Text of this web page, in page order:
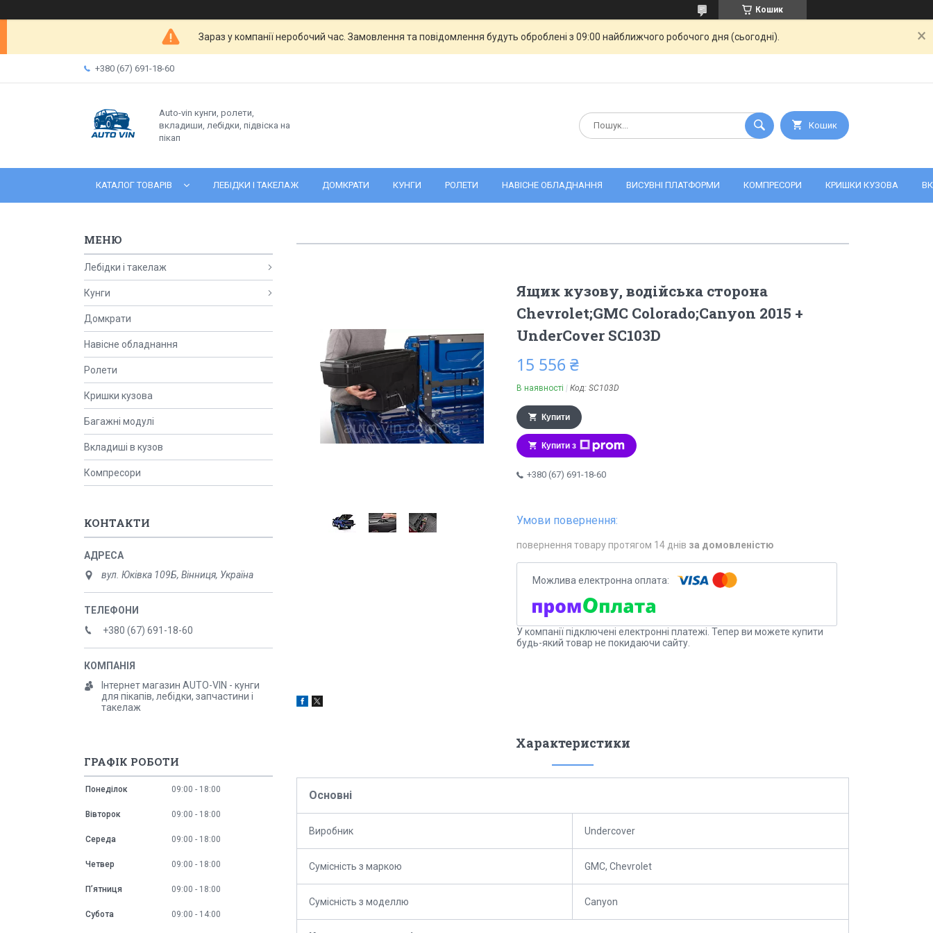
Кошик
Зараз у компанії неробочий час. Замовлення та повідомлення будуть оброблені з 09:00 найближчого робочого дня (сьогодні).
+380 (67) 691-18-60
Auto-vin кунги, ролети,
вкладиши, лебідки, підвіска на
пікап
Кошик
КАТАЛОГ ТОВАРІВ ЛЕБІДКИ І ТАКЕЛАЖ ДОМКРАТИ КУНГИ РОЛЕТИ НАВІСНЕ ОБЛАДНАННЯ ВИСУВНІ ПЛАТФОРМИ КОМПРЕСОРИ КРИШКИ КУЗОВА
Ящик кузову, водійська сторона
Chevrolet;GMC Colorado;Canyon 2015 +
UnderCover SC103D
15 556 ₴
В наявності Код: SC103D
Купити
Купити з
+380 (67) 691-18-60
повернення товару протягом 14 днів за домовленістю
У компанії підключені електронні платежі. Тепер ви можете купити
будь-який товар не покидаючи сайту.
Характеристики
Основні
Виробник Undercover
Сумісність з маркою GMC, Chevrolet
Сумісність з моделлю Canyon
Лебідки і такелаж
Кунги
Домкрати
Навісне обладнання
Ролети
Кришки кузова
Багажні модулі
Вкладиші в кузов
Компресори
КОНТАКТИ
вул. Юківка 109Б, Вінниця, Україна
+380 (67) 691-18-60
Інтернет магазин AUTO-VIN - кунги
для пікапів, лебідки, запчастини і
такелаж
ГРАФІК РОБОТИ
Понеділок 09:00 18:00
Вівторок 09:00 18:00
Середа 09:00 18:00
Четвер 09:00 18:00
Пʼятниця 09:00 18:00
Субота 09:00 14:00